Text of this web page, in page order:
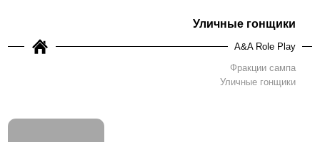
Уличные гонщики
A&A Role Play
Фракции сампа
Уличные гонщики